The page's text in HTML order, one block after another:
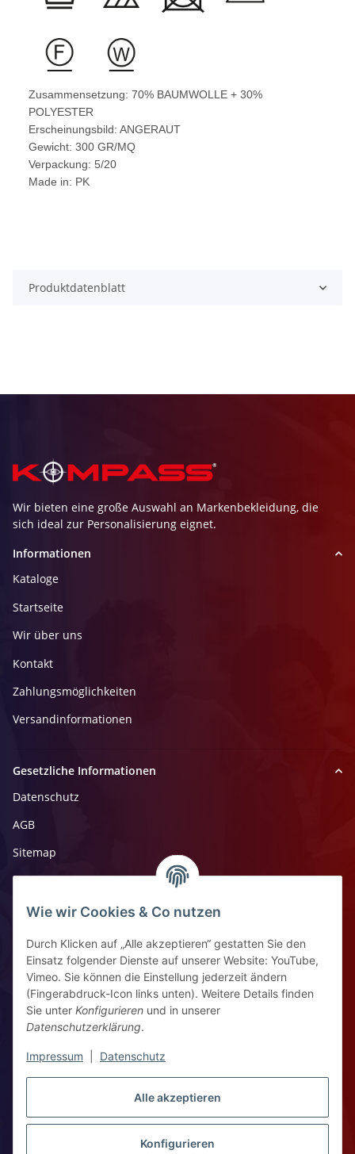
Alle akzeptieren
Konfigurieren
Wie wir Cookies & Co nutzen
Durch Klicken auf „Alle akzeptieren“ gestatten Sie den
Einsatz folgender Dienste auf unserer Website: YouTube,
Vimeo. Sie können die Einstellung jederzeit ändern
(Fingerabdruck-Icon links unten). Weitere Details finden
Sie unter Konfigurieren und in unserer
Datenschutzerklärung.
Impressum Datenschutz
Zusammensetzung: 70% BAUMWOLLE + 30%
POLYESTER
Erscheinungsbild: ANGERAUT
Gewicht: 300 GR/MQ
Verpackung: 5/20
Made in: PK
Produktdatenblatt
Wir bieten eine große Auswahl an Markenbekleidung, die
sich ideal zur Personalisierung eignet.
Informationen
Kataloge
Startseite
Wir über uns
Kontakt
Zahlungsmöglichkeiten
Versandinformationen
Gesetzliche Informationen
Datenschutz
AGB
Sitemap
Impressum
Widerrufsrecht
Kontaktinformationen
Ziegelhüttenstr 30, 64832 Babenhausen
+49 6073 7250531
Vertrag widerrufen